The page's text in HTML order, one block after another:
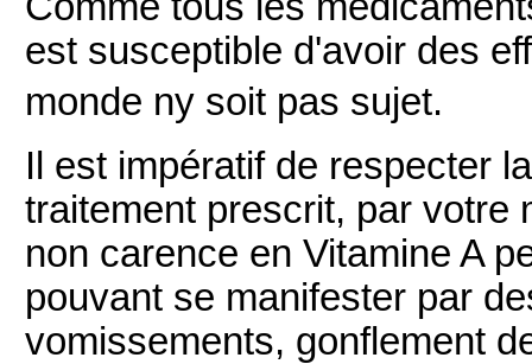
est susceptible d'avoir des
monde ny soit pas sujet.
Il est impératif de respecter
traitement prescrit, par votre
non carence en Vitamine A
pouvant se manifester par
vomissements, gonflement